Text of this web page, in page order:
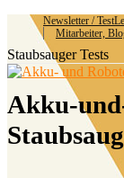
Newsletter /
Mitarbeiter,
Staubsauger Tests
Akku-